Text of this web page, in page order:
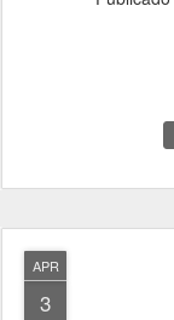
APR
3